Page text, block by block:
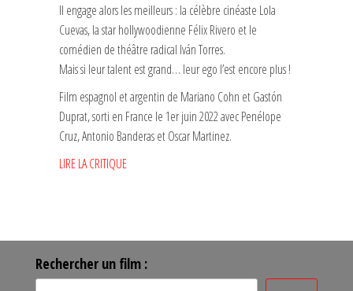
Il engage alors les meilleurs : la célèbre cinéaste Lola
Cuevas, la star hollywoodienne Félix Rivero et le
comédien de théâtre radical Iván Torres.
Mais si leur talent est grand… leur ego l’est encore plus !
Film espagnol et argentin de Mariano Cohn et Gastón
Duprat, sorti en France le 1er juin 2022 avec Penélope
Cruz, Antonio Banderas et Oscar Martinez.
LIRE LA CRITIQUE
Rechercher un film :